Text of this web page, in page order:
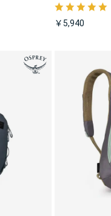
￥5,940